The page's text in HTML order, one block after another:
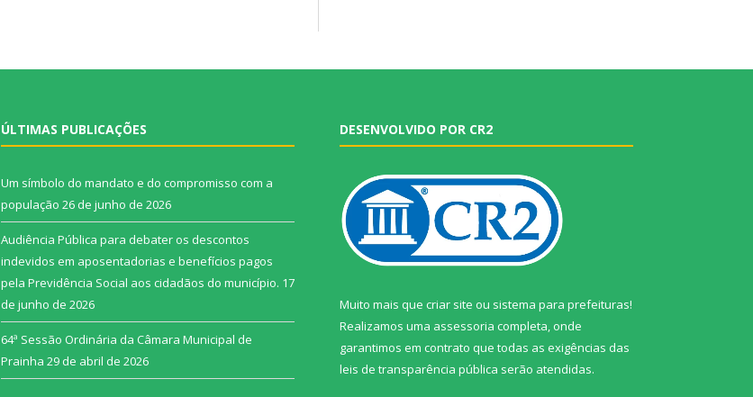
ÚLTIMAS PUBLICAÇÕES
Um símbolo do mandato e do compromisso com a
população 26 de junho de 2026
Audiência Pública para debater os descontos
indevidos em aposentadorias e benefícios pagos
pela Previdência Social aos cidadãos do município. 17
de junho de 2026
64ª Sessão Ordinária da Câmara Municipal de
Prainha 29 de abril de 2026
DESENVOLVIDO POR CR2
Muito mais que criar site ou sistema para prefeituras!
Realizamos uma assessoria completa, onde
garantimos em contrato que todas as exigências das
leis de transparência pública serão atendidas.